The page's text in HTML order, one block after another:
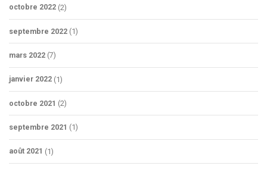
octobre 2022 (2)
septembre 2022 (1)
mars 2022 (7)
janvier 2022 (1)
octobre 2021 (2)
septembre 2021 (1)
août 2021 (1)